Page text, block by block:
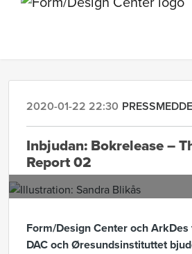
2020-01-22 22:30
Inbjudan: Bokrelease –
Report 02
Form/Design Center och
DAC och Øresundsinstituttet